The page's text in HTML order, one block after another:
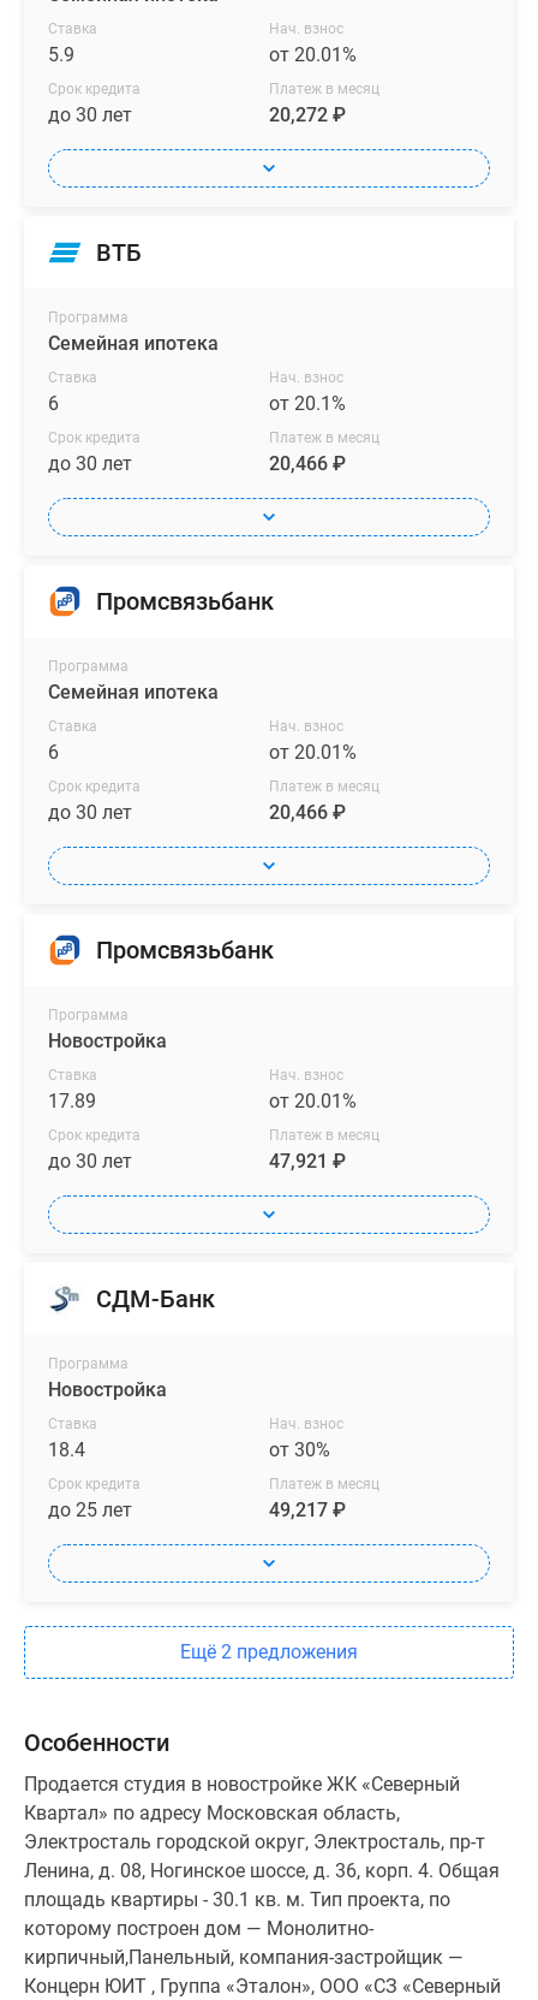
Ставка
5.9
Нач. взнос
от 20.01%
Срок кредита
до 30 лет
Платеж в месяц
20,272 ₽
ВТБ
Программа
Семейная ипотека
Ставка
6
Нач. взнос
от 20.1%
Срок кредита
до 30 лет
Платеж в месяц
20,466 ₽
Промсвязьбанк
Программа
Семейная ипотека
Ставка
6
Нач. взнос
от 20.01%
Срок кредита
до 30 лет
Платеж в месяц
20,466 ₽
Промсвязьбанк
Программа
Новостройка
Ставка
17.89
Нач. взнос
от 20.01%
Срок кредита
до 30 лет
Платеж в месяц
47,921 ₽
СДМ-Банк
Программа
Новостройка
Ставка
18.4
Нач. взнос
от 30%
Срок кредита
до 25 лет
Платеж в месяц
49,217 ₽
Ещё 2 предложения
Особенности
Продается студия в новостройке ЖК «Северный
Квартал» по адресу Московская область,
Электросталь городской округ, Электросталь, пр-т
Ленина, д. 08, Ногинское шоссе, д. 36, корп. 4. Общая
площадь квартиры - 30.1 кв. м. Тип проекта, по
которому построен дом — Монолитно-
кирпичный,Панельный, компания-застройщик —
Концерн ЮИТ , Группа «Эталон», ООО «СЗ «Северный